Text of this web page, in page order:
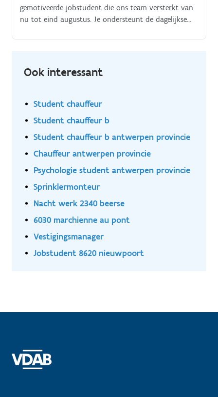
gemotiveerde jobstudent die ons team versterkt van
nu tot eind augustus. Je ondersteunt de dagelijkse
Ook interessant
Student chauffeur
Student chauffeur b
Student chauffeur b antwerpen provincie
Chauffeur antwerpen provincie
Psychologie student antwerpen provincie
Sprinklermonteur
Nacht werk 2340 beerse
6030 marchienne au pont
Vestigingsmanager
Jobstudent 8620 nieuwpoort